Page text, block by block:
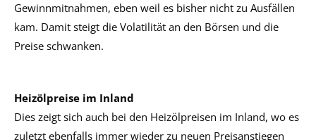
Gewinnmitnahmen, eben weil es bisher nicht zu Ausfällen
kam. Damit steigt die Volatilität an den Börsen und die
Preise schwanken.
Heizölpreise im Inland
Dies zeigt sich auch bei den Heizölpreisen im Inland, wo es
zuletzt ebenfalls immer wieder zu neuen Preisanstiegen